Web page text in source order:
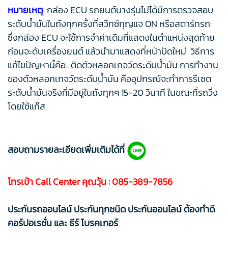
หมายเหตุ กล่อง ECU รถยนต์บางรุ่นไม่ได้มีการตรวจสอบ
ระดับน้ำมันในถังทุกครั้งที่สวิทซ์กุญแจ ON หรือสตาร์ทรถ
ซึ่งกล่อง ECU จะใช้การจำค่าเดิมที่แสดงในตำแหน่งสุดท้าย
ก่อนจะดับเครื่องยนต์ แล้วนำมาแสดงที่หน้าปัดใหม่ วิธีการ
แก้ไขปัญหานี้คือ…ติดตัวหลอกเกจวัดระดับน้ำมัน การทำงาน
ของตัวหลอกเกจวัดระดับน้ำมัน คืออุปกรณ์จะทำการรีเซต
ระดับน้ำมันจริงที่มีอยู่ในถังทุกๆ 15-20 วินาที ในขณะที่รถวิ่ง
โดยใช้แก๊ส
สอบถามรายละเอียดเพิ่มเติมได้ที่
โทรเข้า Call Center คุณวุ้น :085-389-7856
ประกันรถออนไลน์ ประกันทุกชนิด ประกันออนไลน์ ต้องทำดี
คอร์ปอเรชั่น และ ธีร์ โบรคเกอร์